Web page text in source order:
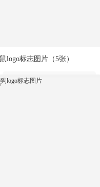
logo标志图片 （5张）